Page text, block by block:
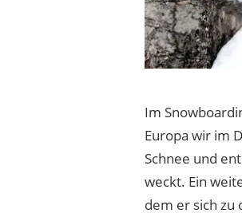
Im
Europa wir im
Schnee und
weckt. Ein
dem er sich zu